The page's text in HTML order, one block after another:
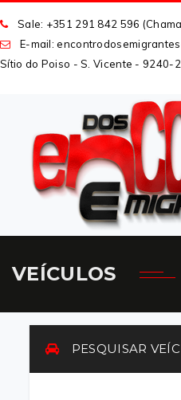
Sale: +351 291 842 596
E-mail: encontrodosemigrantes
Sítio do Poiso - S. Vicente - 9240-
VEÍCULOS
PESQUISAR